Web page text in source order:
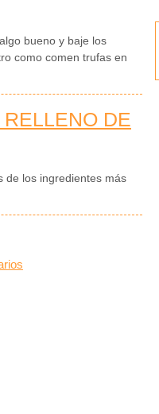
bueno y baje los
como comen trufas en
DE
de los ingredientes más